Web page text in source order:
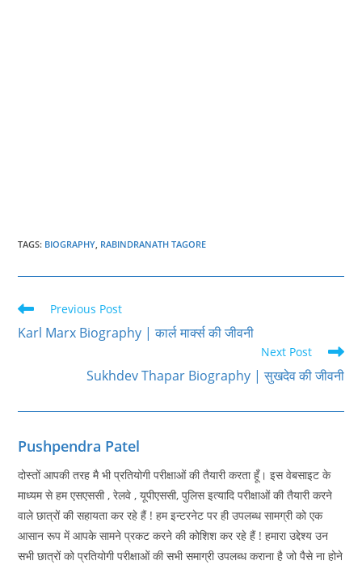
TAGS: BIOGRAPHY, RABINDRANATH TAGORE
Read
more
articles
Previous Post
Karl Marx Biography | कार्ल मार्क्स की जीवनी
Next Post
Sukhdev Thapar Biography | सुखदेव की जीवनी
Pushpendra Patel
दोस्तों आपकी तरह मै भी प्रतियोगी परीक्षाओं की तैयारी करता हूँ। इस वेबसाइट के
माध्यम से हम एसएससी , रेलवे , यूपीएससी, पुलिस इत्यादि परीक्षाओं की तैयारी करने
वाले छात्रों की सहायता कर रहे हैं ! हम इन्टरनेट पर ही उपलब्ध सामग्री को एक
आसान रूप में आपके सामने प्रकट करने की कोशिश कर रहे हैं ! हमारा उद्देश्य उन
सभी छात्रों को प्रतियोगी परीक्षाओं की सभी समाग्री उपलब्ध कराना है जो पैसे ना होने